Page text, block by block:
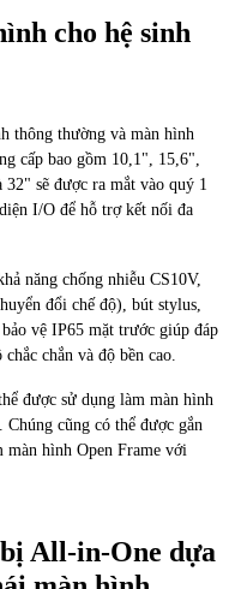
cho hệ sinh
thông thường và màn hình
cấp bao gồm 10,1", 15,6",
sẽ được ra mắt vào quý 1
I/O để hỗ trợ kết nối đa
năng chống nhiễu CS10V,
đổi chế độ), bút stylus,
vệ IP65 mặt trước giúp đáp
chắn và độ bền cao.
được sử dụng làm màn hình
cũng có thể được gắn
màn hình Open Frame với
All-in-One dựa